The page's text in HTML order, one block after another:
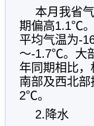
本月我省
期偏高1.1℃。
平均气温为-
～-1.7℃。大
年同期相比
南部及西北
2℃。
2. 降水